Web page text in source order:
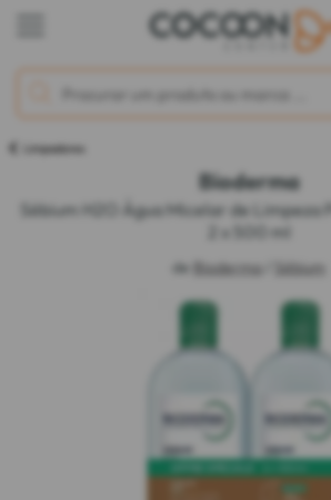
Limpadores
Bioderma
Sébium H2O Água Micelar de Limpeza
2 x 500 ml
de Bioderma Sébium